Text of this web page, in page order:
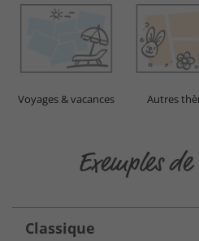
Voyages & vacances Autres
Exemples
Classique